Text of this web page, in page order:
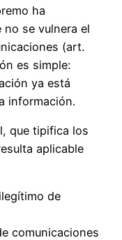
ha
se vulnera el
(art.
es simple:
ya está
información.
que tipifica los
aplicable
de
comunicaciones